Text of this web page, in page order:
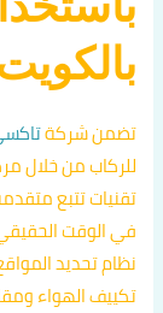
تضمن شركة
للركاب من خلال
تقنيات تتبع
في الوقت
تكييف الهواء